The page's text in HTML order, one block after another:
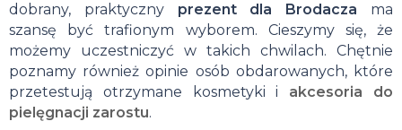
dobrany, praktyczny prezent dla Brodacza ma
szansę być trafionym wyborem. Cieszymy się, że
możemy uczestniczyć w takich chwilach. Chętnie
poznamy również opinie osób obdarowanych, które
przetestują otrzymane kosmetyki i akcesoria do
pielęgnacji zarostu.